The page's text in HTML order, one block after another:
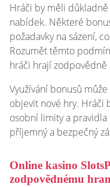
Hráči by měli
nabídek. Některé
požadavky na sázení,
Rozumět těmto
hráči hrají zodpovědně
Využívání bonusů
objevit nové hry. Hráči
osobní limity a
příjemný a bezpečný
Online kasino
zodpovědnému